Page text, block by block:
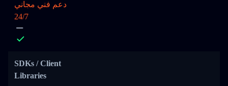
دعم فني مجاني
24/7
SDKs / Client
Libraries